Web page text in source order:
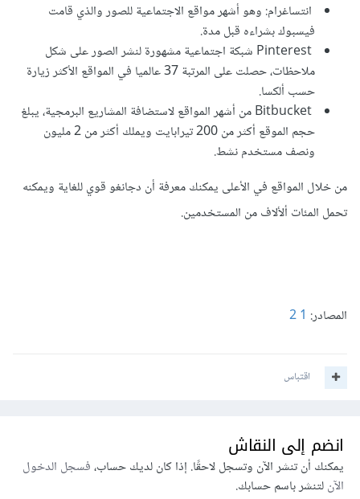
انتساغرام: وهو أشهر مواقع الاجتماعية للصور والذي قامت
فيسبوك بشراءه قبل مدة.
Pinterest شبكة اجتماعية مشهورة لنشر الصور على شكل
ملاحظات، حصلت على المرتبة 37 عالميا في المواقع الأكثر زيارة
حسب ألكسا.
Bitbucket من أشهر المواقع لاستضافة المشاريع البرمجية، يبلغ
حجم الموقع أكثر من 200 تيرابايت ويملك أكثر من 2 مليون
ونصف مستخدم نشط.
من خلال المواقع في الأعلى يمكنك معرفة أن دجانغو قوي للغاية ويمكنه
تحمل المئات ألألاف من المستخدمين.
المصادر: 1
2
اقتباس
انضم إلى النقاش
يمكنك أن تنشر الآن وتسجل لاحقًا. إذا كان لديك حساب،فسجل الدخول
الآنلتنشر باسم حسابك.